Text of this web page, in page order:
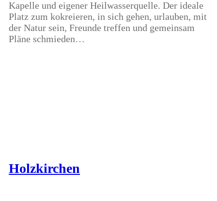
Kapelle und eigener Heilwasserquelle. Der ideale
Platz zum kokreieren, in sich gehen, urlauben, mit
der Natur sein, Freunde treffen und gemeinsam
Pläne schmieden…
Holzkirchen